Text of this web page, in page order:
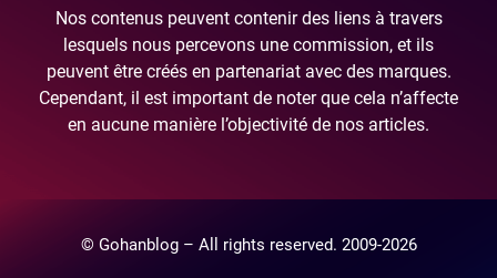
Nos contenus peuvent contenir des liens à travers
lesquels nous percevons une commission, et ils
peuvent être créés en partenariat avec des marques.
Cependant, il est important de noter que cela n’affecte
en aucune manière l’objectivité de nos articles.
© Gohanblog – All rights reserved. 2009-2026